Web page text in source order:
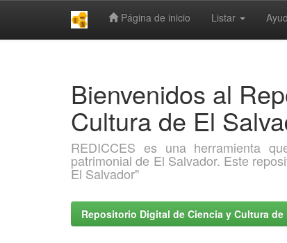
Página de inicio Listar
Bienvenidos al
Cultura de El
REDICCES es una herramienta
patrimonial de El Salvador. Este
El Salvador"
Repositorio Digital de Ciencia y Cultura de